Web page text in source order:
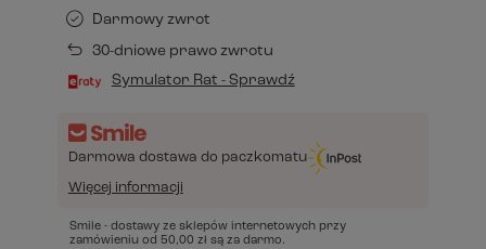
Darmowy zwrot
30-dniowe prawo zwrotu
Symulator Rat - Sprawdź
Darmowa dostawa do paczkomatu
Więcej informacji
Smile - dostawy ze sklepów internetowych przy
zamówieniu od 50,00 zł są za darmo.